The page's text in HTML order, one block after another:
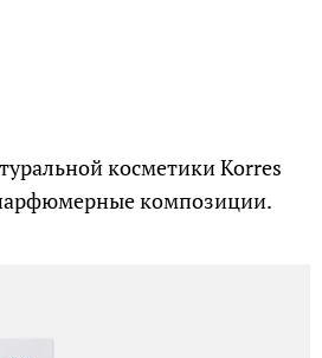
косметики Korres
композиции.